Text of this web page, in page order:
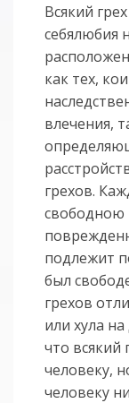
Всякий
себялюбия
как тех,
влечения,
грехов.
свободною
подлежит
был
грехов
или хула
что
человеку,
человеку